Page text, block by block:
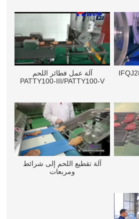
آلة عمل فطائر اللحم
PATTY100-III/PATTY100-V
آلة تقطيع اللحم إلى شرائط
ومربعات